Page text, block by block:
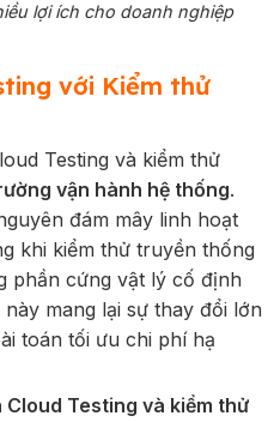
lợi ích cho doanh nghiệp
với Kiểm thử
Testing và kiểm thử
vận hành hệ thống.
đám mây linh hoạt
khi kiểm thử truyền thống
phần cứng vật lý cố định
mang lại sự thay đổi lớn
toán tối ưu chi phí hạ
Testing và kiểm thử